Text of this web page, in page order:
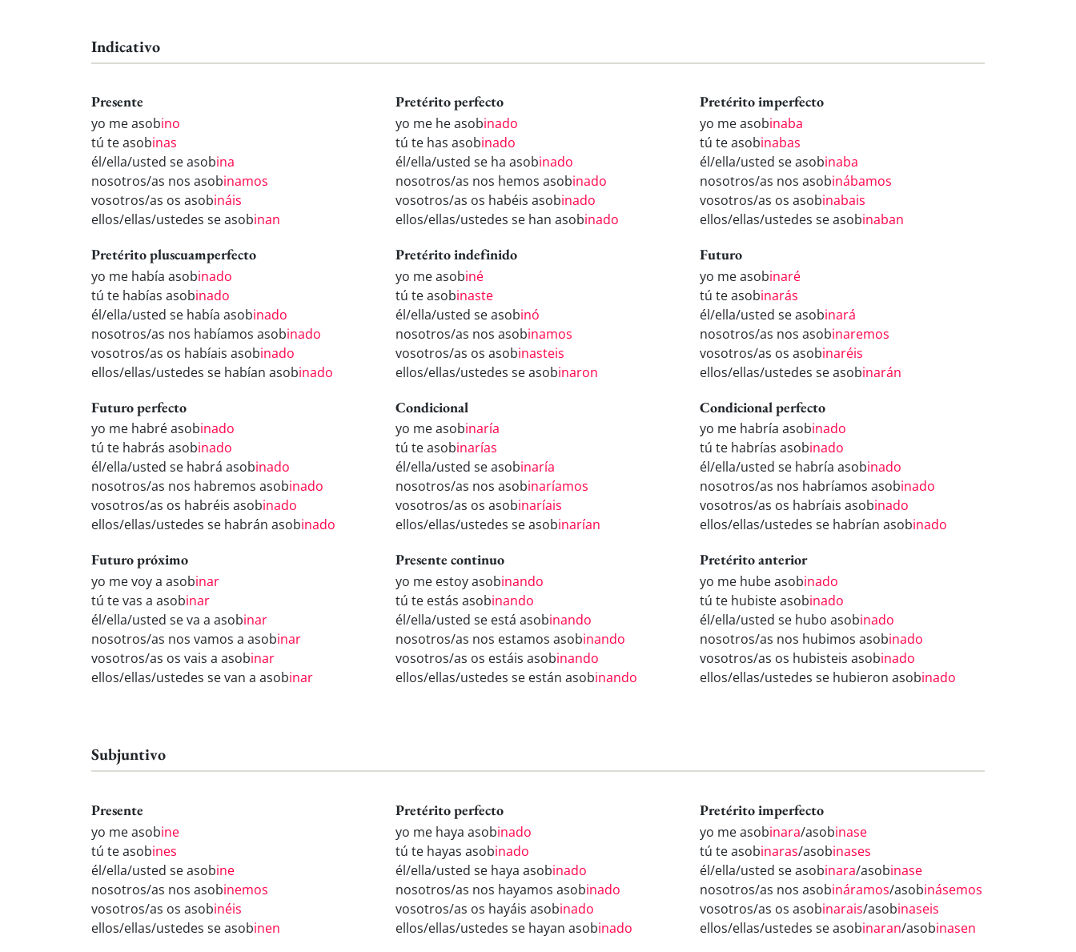
Indicativo
Presente
yo me asobino
tú te asobinas
él/ella/usted se asobina
nosotros/as nos asobinamos
vosotros/as os asobináis
ellos/ellas/ustedes se asobinan
Pretérito perfecto
yo me he asobinado
tú te has asobinado
él/ella/usted se ha asobinado
nosotros/as nos hemos asobinado
vosotros/as os habéis asobinado
ellos/ellas/ustedes se han asobinado
Pretérito imperfecto
yo me asobinaba
tú te asobinabas
él/ella/usted se asobinaba
nosotros/as nos asobinábamos
vosotros/as os asobinabais
ellos/ellas/ustedes se asobinaban
Pretérito pluscuamperfecto
yo me había asobinado
tú te habías asobinado
él/ella/usted se había asobinado
nosotros/as nos habíamos asobinado
vosotros/as os habíais asobinado
ellos/ellas/ustedes se habían asobinado
Pretérito indefinido
yo me asobiné
tú te asobinaste
él/ella/usted se asobinó
nosotros/as nos asobinamos
vosotros/as os asobinasteis
ellos/ellas/ustedes se asobinaron
Futuro
yo me asobinaré
tú te asobinarás
él/ella/usted se asobinará
nosotros/as nos asobinaremos
vosotros/as os asobinaréis
ellos/ellas/ustedes se asobinarán
Futuro perfecto
yo me habré asobinado
tú te habrás asobinado
él/ella/usted se habrá asobinado
nosotros/as nos habremos asobinado
vosotros/as os habréis asobinado
ellos/ellas/ustedes se habrán asobinado
Condicional
yo me asobinaría
tú te asobinarías
él/ella/usted se asobinaría
nosotros/as nos asobinaríamos
vosotros/as os asobinaríais
ellos/ellas/ustedes se asobinarían
Condicional perfecto
yo me habría asobinado
tú te habrías asobinado
él/ella/usted se habría asobinado
nosotros/as nos habríamos asobinado
vosotros/as os habríais asobinado
ellos/ellas/ustedes se habrían asobinado
Futuro próximo
yo me voy a asobinar
tú te vas a asobinar
él/ella/usted se va a asobinar
nosotros/as nos vamos a asobinar
vosotros/as os vais a asobinar
ellos/ellas/ustedes se van a asobinar
Presente continuo
yo me estoy asobinando
tú te estás asobinando
él/ella/usted se está asobinando
nosotros/as nos estamos asobinando
vosotros/as os estáis asobinando
ellos/ellas/ustedes se están asobinando
Pretérito anterior
yo me hube asobinado
tú te hubiste asobinado
él/ella/usted se hubo asobinado
nosotros/as nos hubimos asobinado
vosotros/as os hubisteis asobinado
ellos/ellas/ustedes se hubieron asobinado
Subjuntivo
Presente
yo me asobine
tú te asobines
él/ella/usted se asobine
nosotros/as nos asobinemos
vosotros/as os asobinéis
ellos/ellas/ustedes se asobinen
Pretérito perfecto
yo me haya asobinado
tú te hayas asobinado
él/ella/usted se haya asobinado
nosotros/as nos hayamos asobinado
vosotros/as os hayáis asobinado
ellos/ellas/ustedes se hayan asobinado
Pretérito imperfecto
yo me asobinara/asobinase
tú te asobinaras/asobinases
él/ella/usted se asobinara/asobinase
nosotros/as nos asobináramos/asobinásemos
vosotros/as os asobinarais/asobinaseis
ellos/ellas/ustedes se asobinaran/asobinasen